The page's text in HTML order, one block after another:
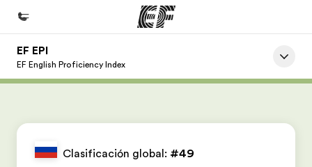
Inicio
EF EPI
EF English Proficiency Index
Clasificación global: #49